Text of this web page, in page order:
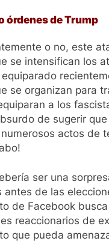
órdenes de Trump
o no, este
se intensifican los
se organizan para
a los
de sugerir
actos de
ser una
antes de las
de Facebook
reaccionarios de
que pueda